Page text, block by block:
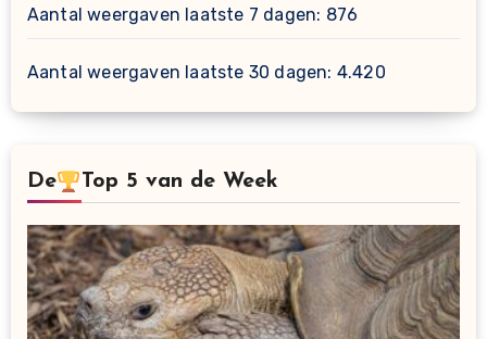
Aantal weergaven laatste 7 dagen: 876
Aantal weergaven laatste 30 dagen: 4.420
De Top 5 van de Week